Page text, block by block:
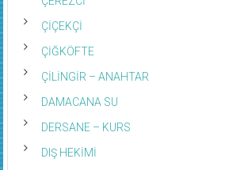
ÇİÇEKÇİ
ÇİĞKÖFTE
ÇİLİNGİR – ANAHTAR
DAMACANA SU
DERSANE – KURS
DIŞ HEKİMİ